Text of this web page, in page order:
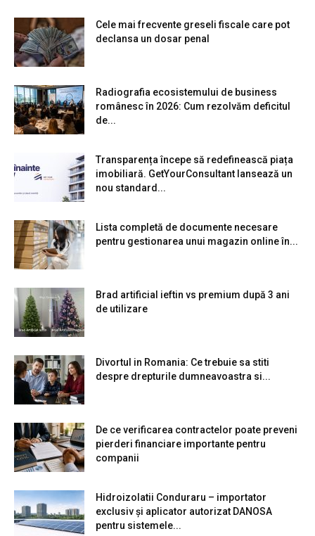
Cele mai frecvente greseli fiscale care pot
declansa un dosar penal
Radiografia ecosistemului de business
românesc în 2026: Cum rezolvăm deficitul
de...
Transparența începe să redefinească piața
imobiliară. GetYourConsultant lansează un
nou standard...
Lista completă de documente necesare
pentru gestionarea unui magazin online în...
Brad artificial ieftin vs premium după 3 ani
de utilizare
Divortul in Romania: Ce trebuie sa stiti
despre drepturile dumneavoastra si...
De ce verificarea contractelor poate preveni
pierderi financiare importante pentru
companii
Hidroizolatii Conduraru – importator
exclusiv și aplicator autorizat DANOSA
pentru sistemele...